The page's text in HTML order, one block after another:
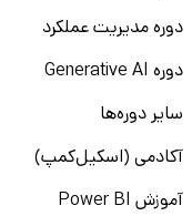
دوره مدیریت عملکرد
دوره Generative AI
سایر دوره‌ها
آکادمی (اسکیل‌کمپ)
آموزش Power BI